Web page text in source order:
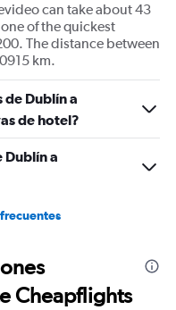
can take about 43
of the quickest
The distance between
km.
de Dublín a
de hotel?
Dublín a
Cheapflights